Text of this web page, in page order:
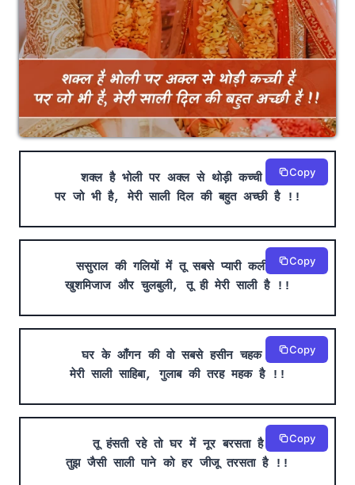
शक्ल है भोली पर अक्ल से थोड़ी कच्ची है
पर जो भी है, मेरी साली दिल की बहुत अच्छी है !!
Copy
ससुराल की गलियों में तू सबसे प्यारी कली है
खुशमिजाज और चुलबुली, तू ही मेरी साली है !!
Copy
घर के आँगन की वो सबसे हसीन चहक है
मेरी साली साहिबा, गुलाब की तरह महक है !!
Copy
तू हंसती रहे तो घर में नूर बरसता है
तुझ जैसी साली पाने को हर जीजू तरसता है !!
Copy